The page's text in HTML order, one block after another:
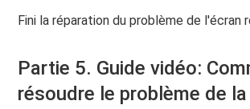
Fini la réparation du problème de l'écran
Partie 5. Guide vidéo:
résoudre le problème de